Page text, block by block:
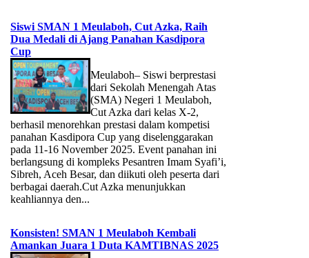
Siswi SMAN 1 Meulaboh, Cut Azka, Raih
Dua Medali di Ajang Panahan Kasdipora
Cup
Meulaboh– Siswi berprestasi
dari Sekolah Menengah Atas
(SMA) Negeri 1 Meulaboh,
Cut Azka dari kelas X-2,
berhasil menorehkan prestasi dalam kompetisi
panahan Kasdipora Cup yang diselenggarakan
pada 11-16 November 2025. Event panahan ini
berlangsung di kompleks Pesantren Imam Syafi’i,
Sibreh, Aceh Besar, dan diikuti oleh peserta dari
berbagai daerah.Cut Azka menunjukkan
keahliannya den...
Konsisten! SMAN 1 Meulaboh Kembali
Amankan Juara 1 Duta KAMTIBNAS 2025